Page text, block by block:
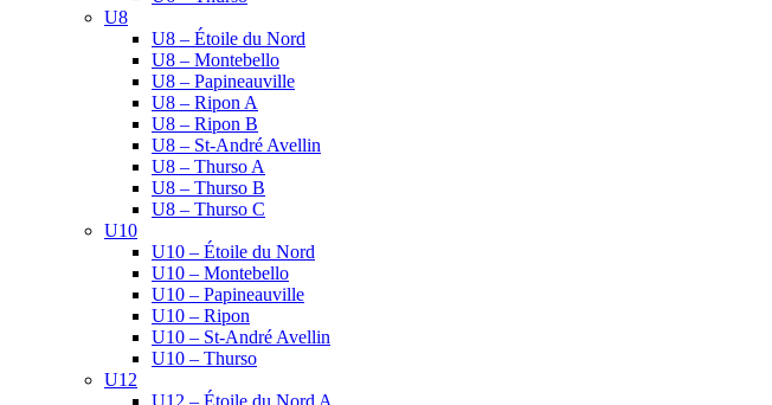
U8
U8 – Étoile du Nord
U8 – Montebello
U8 – Papineauville
U8 – Ripon A
U8 – Ripon B
U8 – St-André Avellin
U8 – Thurso A
U8 – Thurso B
U8 – Thurso C
U10
U10 – Étoile du Nord
U10 – Montebello
U10 – Papineauville
U10 – Ripon
U10 – St-André Avellin
U10 – Thurso
U12
U12 – Étoile du Nord A